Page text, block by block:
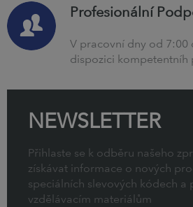
Profesionální
V pracovní dny od 7:00
dispozici kompetentníh
NEWSLETTER
Přihlaste se k odběru našeho
získávat informace o nových
speciálních slevových kódech a
vzdělávacím materiálům